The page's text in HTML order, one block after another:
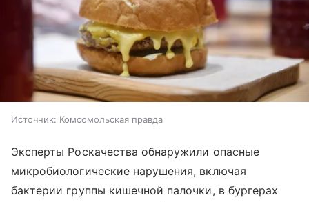
Источник: Комсомольская правда
Эксперты Роскачества обнаружили опасные
микробиологические нарушения, включая
бактерии группы кишечной палочки, в бургерах